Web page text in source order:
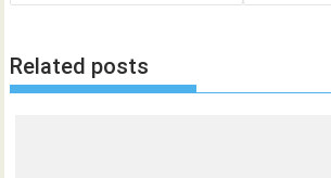
Related posts